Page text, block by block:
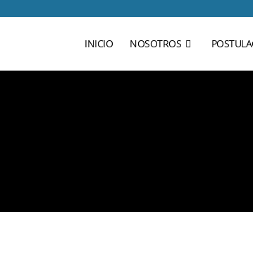
INICIO NOSOTROS